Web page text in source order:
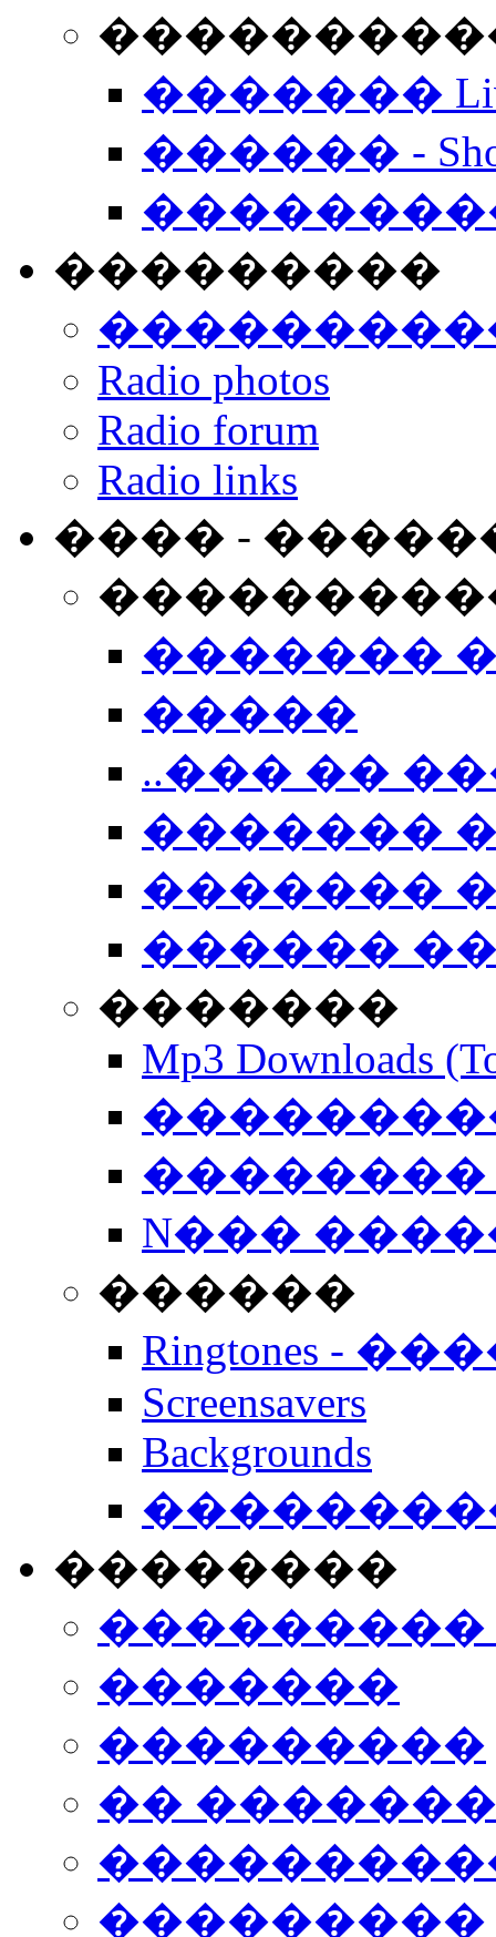
����������
�������
������ -
���������
Radio photos
Radio forum
Radio links
���� -
�������
�����
..��� ��
�������
�������
������
�������
Mp3 Downloads
��������
N���
������
Ringtones -
Screensavers
Backgrounds
��������
���������
�������
���������
��
���������